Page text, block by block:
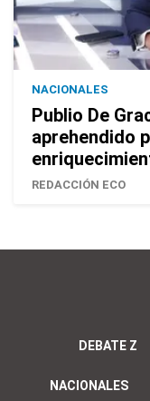
NACIONALES
Publio De
aprehendido
REDACCIÓN ECO
DEBATE Z
NACIONALES